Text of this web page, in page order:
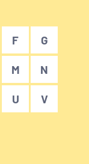
F G
M N
U V